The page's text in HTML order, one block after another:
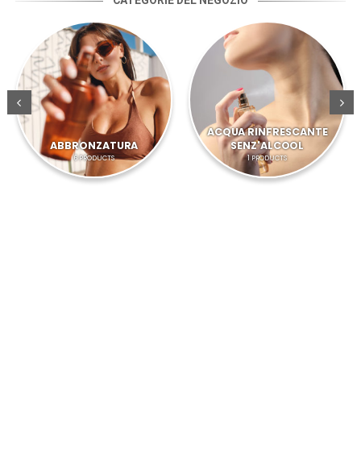
ABBRONZATURA
6PRODUCTS
ACQUA RINFRESCANTE
SENZ'ALCOOL
1PRODUCTS